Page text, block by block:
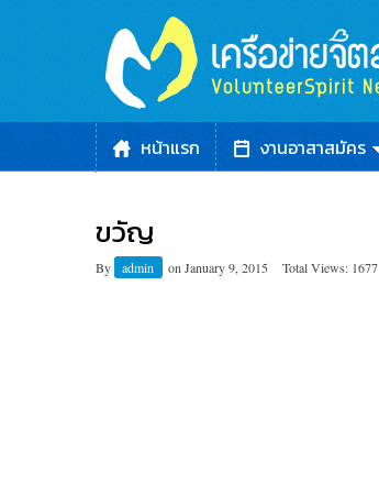
หน้าแรก งานอาสาสมัคร
ขวัญ
By admin on January 9, 2015 Total Views: 1677